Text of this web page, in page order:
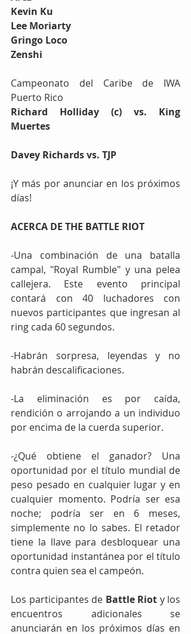
Kevin Ku
Lee Moriarty
Gringo Loco
Zenshi
Campeonato del Caribe de IWA
Puerto Rico
Richard Holliday (c) vs. King
Muertes
Davey Richards vs. TJP
¡Y más por anunciar en los próximos
días!
ACERCA DE THE BATTLE RIOT
-Una combinación de una batalla
campal, "Royal Rumble" y una pelea
callejera. Este evento principal
contará con 40 luchadores con
nuevos participantes que ingresan al
ring cada 60 segundos.
-Habrán sorpresa, leyendas y no
habrán descalificaciones.
-La eliminación es por caída,
rendición o arrojando a un individuo
por encima de la cuerda superior.
-¿Qué obtiene el ganador? Una
oportunidad por el título mundial de
peso pesado en cualquier lugar y en
cualquier momento. Podría ser esa
noche; podría ser en 6 meses,
simplemente no lo sabes. El retador
tiene la llave para desbloquear una
oportunidad instantánea por el título
contra quien sea el campeón.
Los participantes de Battle Riot y los
encuentros adicionales se